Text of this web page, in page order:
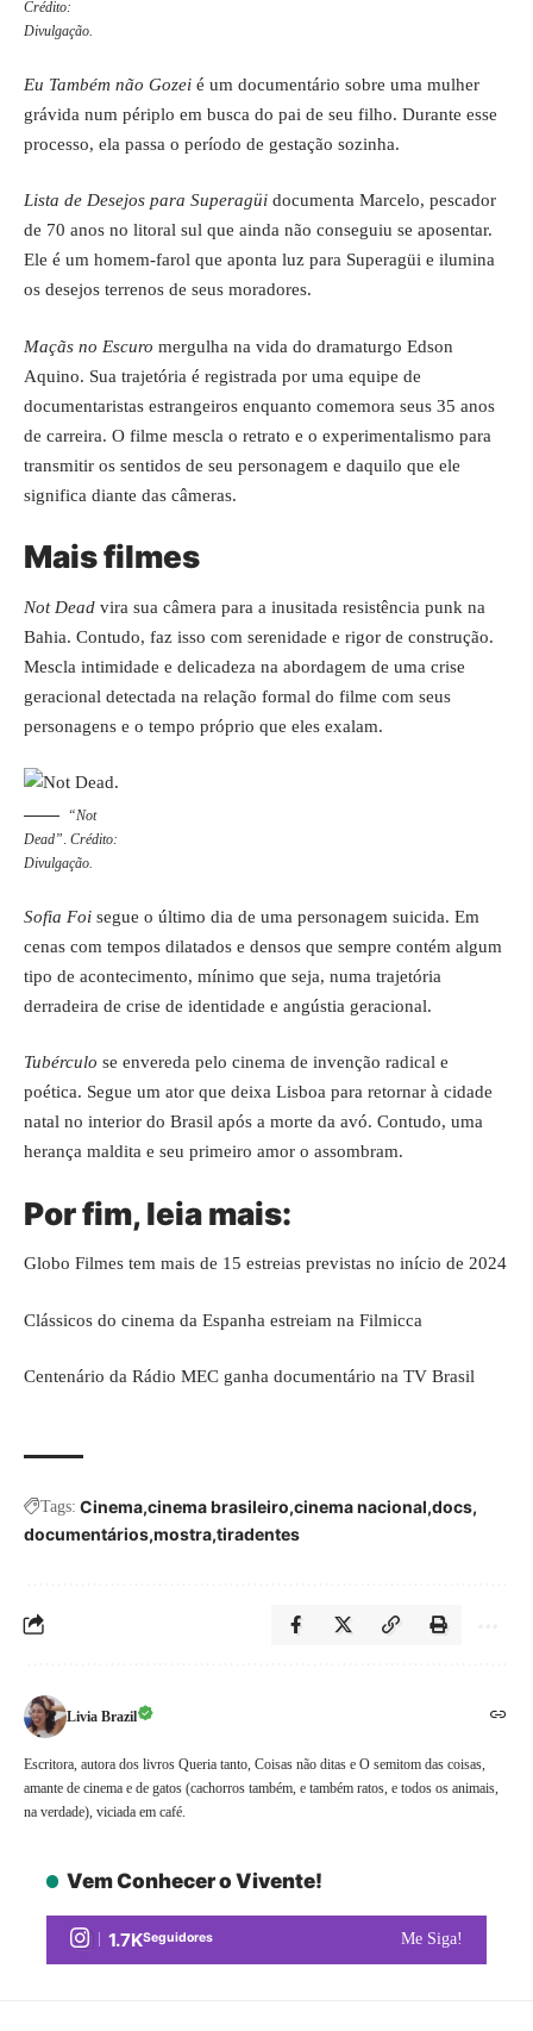
Crédito:
Divulgação.
Eu Também não Gozei é um documentário sobre uma mulher
grávida num périplo em busca do pai de seu filho. Durante esse
processo, ela passa o período de gestação sozinha.
Lista de Desejos para Superagüi documenta Marcelo, pescador
de 70 anos no litoral sul que ainda não conseguiu se aposentar.
Ele é um homem-farol que aponta luz para Superagüi e ilumina
os desejos terrenos de seus moradores.
Maçãs no Escuro mergulha na vida do dramaturgo Edson
Aquino. Sua trajetória é registrada por uma equipe de
documentaristas estrangeiros enquanto comemora seus 35 anos
de carreira. O filme mescla o retrato e o experimentalismo para
transmitir os sentidos de seu personagem e daquilo que ele
significa diante das câmeras.
Mais filmes
Not Dead vira sua câmera para a inusitada resistência punk na
Bahia. Contudo, faz isso com serenidade e rigor de construção.
Mescla intimidade e delicadeza na abordagem de uma crise
geracional detectada na relação formal do filme com seus
personagens e o tempo próprio que eles exalam.
“Not
Dead”. Crédito:
Divulgação.
Sofia Foi segue o último dia de uma personagem suicida. Em
cenas com tempos dilatados e densos que sempre contém algum
tipo de acontecimento, mínimo que seja, numa trajetória
derradeira de crise de identidade e angústia geracional.
Tubérculo se envereda pelo cinema de invenção radical e
poética. Segue um ator que deixa Lisboa para retornar à cidade
natal no interior do Brasil após a morte da avó. Contudo, uma
herança maldita e seu primeiro amor o assombram.
Por fim, leia mais:
Globo Filmes tem mais de 15 estreias previstas no início de 2024
Clássicos do cinema da Espanha estreiam na Filmicca
Centenário da Rádio MEC ganha documentário na TV Brasil
Tags: Cinema cinema brasileiro cinema nacional docs
documentários mostra tiradentes
Livia Brazil
Escritora, autora dos livros Queria tanto, Coisas não ditas e O semitom das coisas,
amante de cinema e de gatos (cachorros também, e também ratos, e todos os animais,
na verdade), viciada em café.
Vem Conhecer o Vivente!
1.7KSeguidores Me Siga!